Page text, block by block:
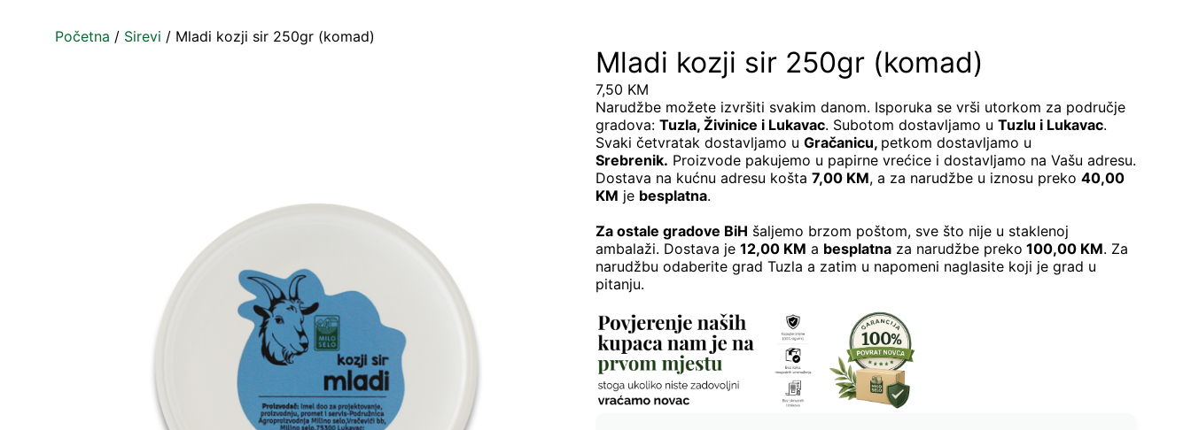
Početna / Sirevi / Mladi kozji sir 250gr (komad)
Mladi kozji sir 250gr (komad)
7,50 KM
Narudžbe možete izvršiti svakim danom. Isporuka se vrši utorkom za područje
gradova: Tuzla, Živinice i Lukavac. Subotom dostavljamo u Tuzlu i Lukavac.
Svaki četvratak dostavljamo u Gračanicu, petkom dostavljamo u
Srebrenik. Proizvode pakujemo u papirne vrećice i dostavljamo na Vašu adresu.
Dostava na kućnu adresu košta 7,00 KM, a za narudžbe u iznosu preko 40,00
KM je besplatna.
Za ostale gradove BiH šaljemo brzom poštom, sve što nije u staklenoj
ambalaži. Dostava je 12,00 KM a besplatna za narudžbe preko 100,00 KM. Za
narudžbu odaberite grad Tuzla a zatim u napomeni naglasite koji je grad u
pitanju.